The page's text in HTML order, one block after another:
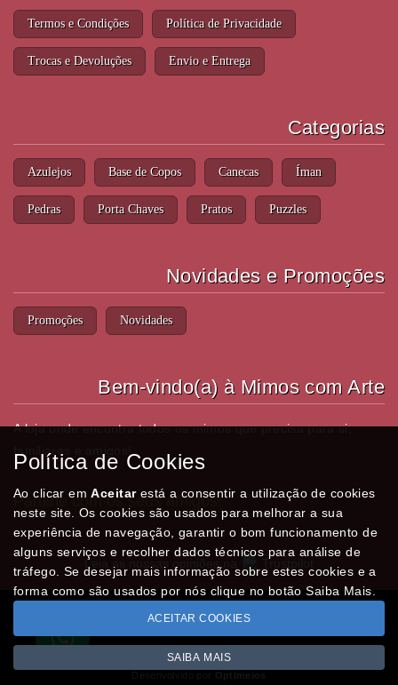
Termos e Condições Política de Privacidade
Trocas e Devoluções Envio e Entrega
Categorias
Azulejos Base de Copos Canecas Íman
Pedras Porta Chaves Pratos Puzzles
Novidades e Promoções
Promoções Novidades
Bem-vindo(a) à Mimos com Arte
A loja onde encontra todos os mimos que precisa para si,
familiares e amigos!
Partilhe com os seus amigos!
Leia as nossas opiniões na Trustpilot
Todos os valores incluem IVA à taxa em vigor
Copyright © MIMOSCOMARTE.pt 2026
Política de Cookies
Ao clicar emAceitarestá a consentir a utilização de cookies
neste site. Os cookies são usados para melhorar a sua
experiência de navegação, garantir o bom funcionamento de
alguns serviços e recolher dados técnicos para análise de
tráfego. Se desejar mais informação sobre estes cookies e a
forma como são usados por nós clique no botão Saiba Mais.
ACEITAR COOKIES
SAIBA MAIS